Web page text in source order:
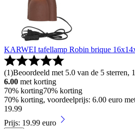
KARWEI tafellamp Robin brique
(1)Beoordeeld met 5.0 van de 5 sterren,
6.00 met korting
70% korting70% korting
70% korting, voordeelprijs: 6.00 euro
19.99
Prijs: 19.99 euro